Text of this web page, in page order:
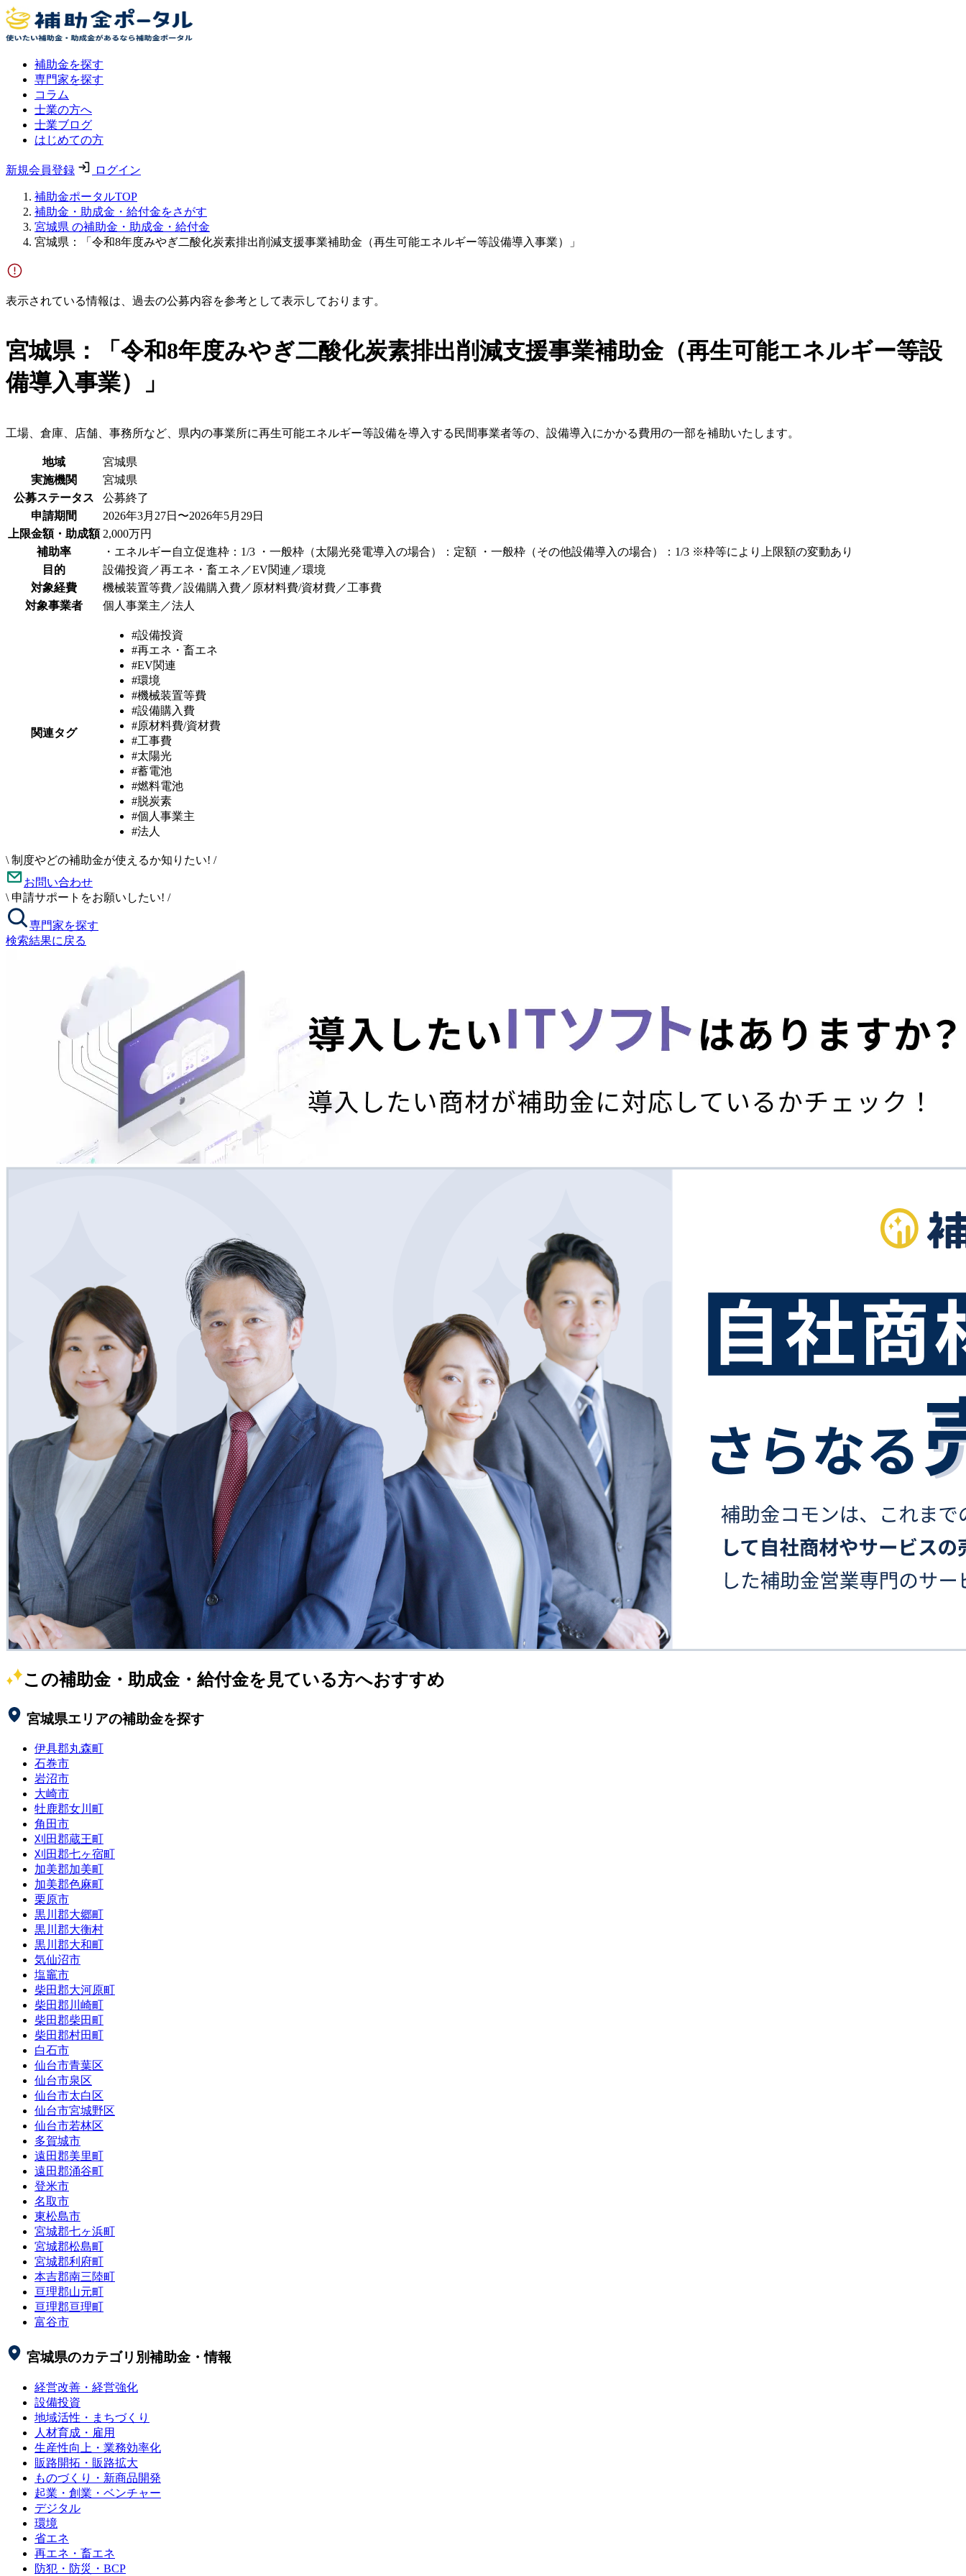
補助金を探す
専門家を探す
コラム
士業の方へ
士業ブログ
はじめての方
新規会員登録 ログイン
補助金ポータルTOP
補助金・助成金・給付金をさがす
宮城県 の補助金・助成金・給付金
宮城県：「令和8年度みやぎ二酸化炭素排出削減支援事業補助金（再生可能エネルギー等設備導入事業）」
表示されている情報は、過去の公募内容を参考として表示しております。
宮城県：「令和8年度みやぎ二酸化炭素排出削減支援事業補助金（再生可能エネルギー等設
備導入事業）」
工場、倉庫、店舗、事務所など、県内の事業所に再生可能エネルギー等設備を導入する民間事業者等の、設備導入にかかる費用の一部を補助いたします。
地域
宮城県
実施機関
宮城県
公募ステータス
公募終了
申請期間
2026年3月27日〜2026年5月29日
上限金額・助成額 2,000万円
補助率
・エネルギー自立促進枠：1/3 ・一般枠（太陽光発電導入の場合）：定額 ・一般枠（その他設備導入の場合）：1/3 ※枠等により上限額の変動あり
目的
設備投資／再エネ・畜エネ／EV関連／環境
対象経費
機械装置等費／設備購入費／原材料費/資材費／工事費
対象事業者
個人事業主／法人
関連タグ
#設備投資
#再エネ・畜エネ
#EV関連
#環境
#機械装置等費
#設備購入費
#原材料費/資材費
#工事費
#太陽光
#蓄電池
#燃料電池
#脱炭素
#個人事業主
#法人
\ 制度やどの補助金が使えるか知りたい! /
お問い合わせ
\ 申請サポートをお願いしたい! /
専門家を探す
検索結果に戻る
この補助金・助成金・給付金を見ている方へおすすめ
宮城県エリアの補助金を探す
伊具郡丸森町
石巻市
岩沼市
大崎市
牡鹿郡女川町
角田市
刈田郡蔵王町
刈田郡七ヶ宿町
加美郡加美町
加美郡色麻町
栗原市
黒川郡大郷町
黒川郡大衡村
黒川郡大和町
気仙沼市
塩竈市
柴田郡大河原町
柴田郡川崎町
柴田郡柴田町
柴田郡村田町
白石市
仙台市青葉区
仙台市泉区
仙台市太白区
仙台市宮城野区
仙台市若林区
多賀城市
遠田郡美里町
遠田郡涌谷町
登米市
名取市
東松島市
宮城郡七ヶ浜町
宮城郡松島町
宮城郡利府町
本吉郡南三陸町
亘理郡山元町
亘理郡亘理町
富谷市
宮城県のカテゴリ別補助金・情報
経営改善・経営強化
設備投資
地域活性・まちづくり
人材育成・雇用
生産性向上・業務効率化
販路開拓・販路拡大
ものづくり・新商品開発
起業・創業・ベンチャー
デジタル
環境
省エネ
再エネ・畜エネ
防犯・防災・BCP